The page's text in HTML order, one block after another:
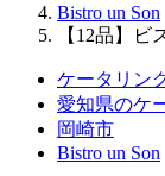
Bistro un Son
【12品】
ケータリン
愛知県のケ
岡崎市
Bistro un Son